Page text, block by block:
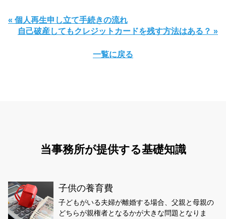
« 個人再生申し立て手続きの流れ
自己破産してもクレジットカードを残す方法はある？ »
一覧に戻る
当事務所が提供する基礎知識
子供の養育費
子どもがいる夫婦が離婚する場合、父親と母親の
どちらが親権者となるかが大きな問題となりま